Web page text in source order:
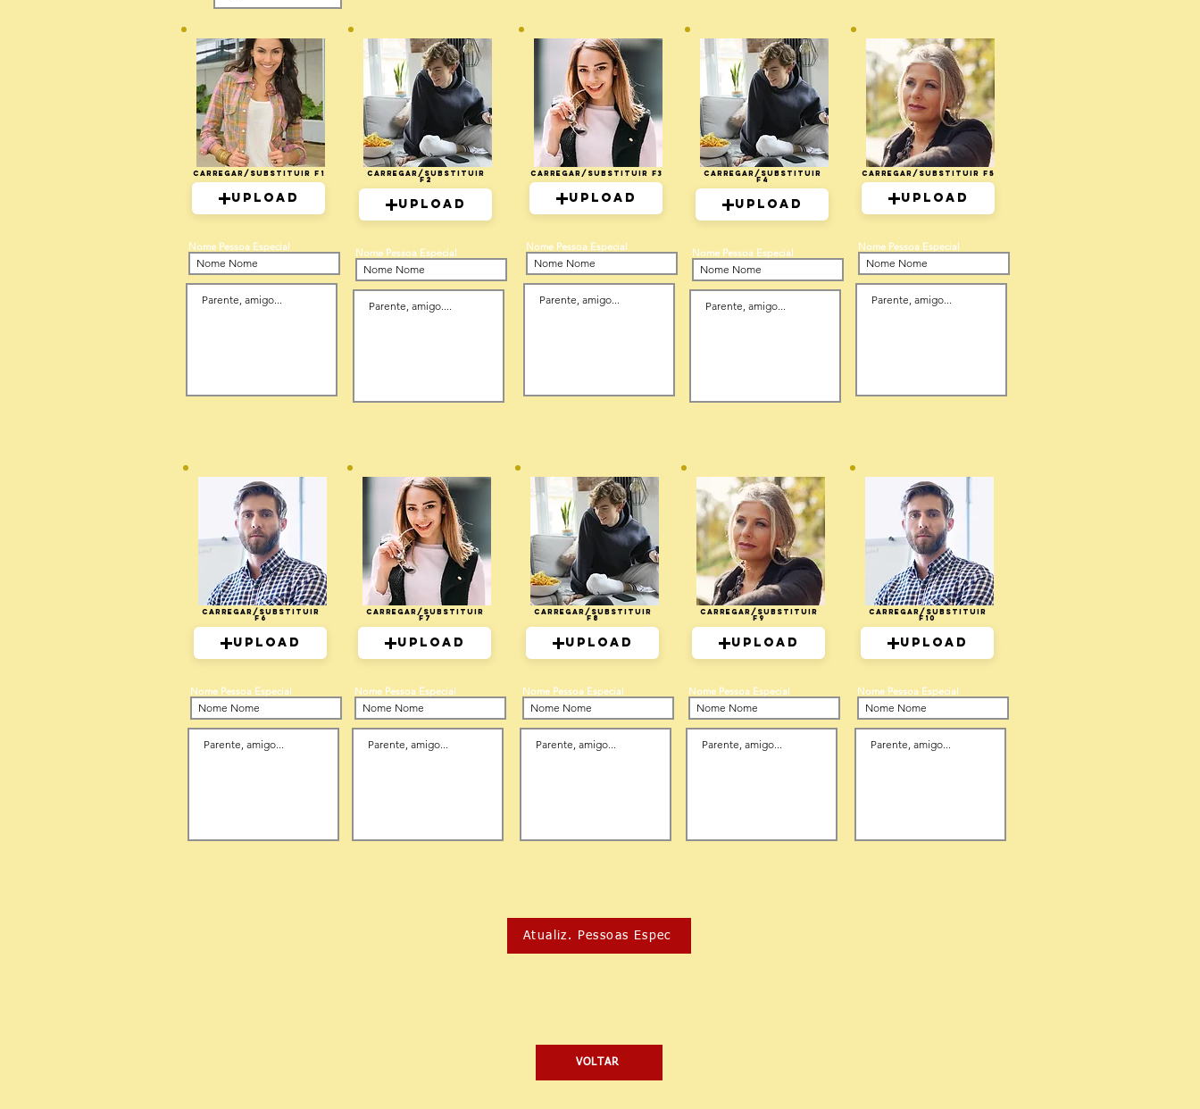
Carregar/Substituir F1
Upload
Nome Pessoa Especial
Carregar/Substituir
F2
Upload
Nome Pessoa Especial
Carregar/Substituir F3
Upload
Nome Pessoa Especial
Carregar/Substituir
F4
Upload
Nome Pessoa Especial
Carregar/Substituir F5
Upload
Nome Pessoa Especial
Carregar/Substituir
F6
Upload
Nome Pessoa Especial
Carregar/Substituir
F7
Upload
Nome Pessoa Especial
Carregar/Substituir
F8
Upload
Nome Pessoa Especial
Carregar/Substituir
F9
Upload
Nome Pessoa Especial
Carregar/Substituir
F10
Upload
Nome Pessoa Especial
Atualiz. Pessoas Espec
VOLTAR